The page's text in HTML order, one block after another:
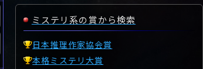
ミステリ系の賞から検索
日本推理作家協会賞
本格ミステリ大賞